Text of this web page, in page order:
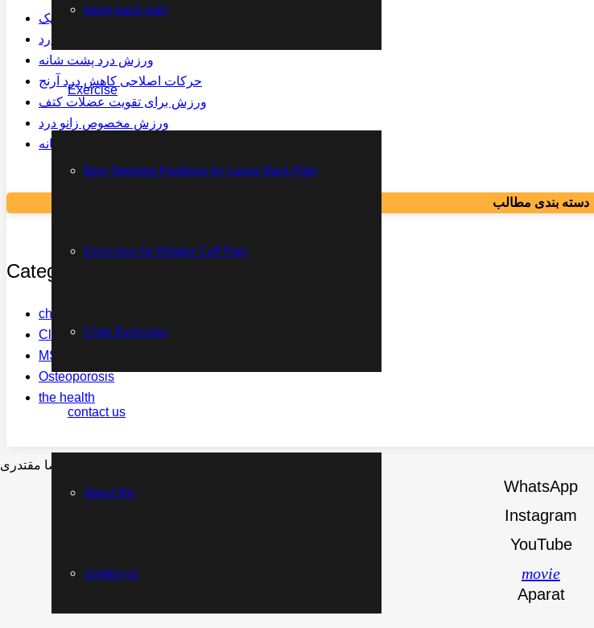
lower-back-pain
Exercise
Best Sleeping Positions for Lower Back Pain
Exercises for Rotator Cuff Pain
Chair Exercises
contact us
About Me
contact us
ورزش مخصوص درد سیاتیک
ورزش مخصوص شانه درد
ورزش درد پشت شانه
حرکات اصلاحی کاهش درد آرنج
ورزش برای تقویت عضلات کتف
ورزش مخصوص زانو درد
ورزش تقویت کمر و لگن و شانه
دسته بندی مطالب
Categories
children
Clinic services
MS
Osteoporosis
the health
WhatsApp
Instagram
YouTube
movie
Aparat